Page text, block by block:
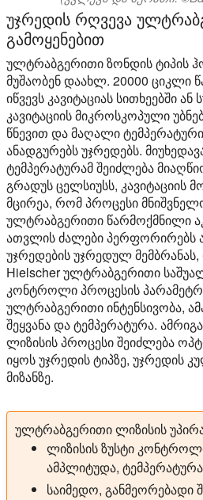
უჯრედის რღვევა
გამოყენებით
ულტრაბგერითი ზონდის ტიპის
მუშაობენ დაახლ. 20000 ციკლი
იწვევს კავიტაციას სითხეებში ან
კავიტაციის მიკროსკოპული
წნევით და მაღალი
ანადგურებს უჯრედებს.
ტემპერატურამ შეიძლება
გრადუს ცელსიუსს, კავიტაციის
მცირეა, რომ პროცესი
ულტრაბგერითი წარმოქმნილი
ათვლის ძალები პერფორირებს
უჯრედების უჯრედულ
Hielscher ულტრაბგერითი
კონტროლი პროცესის
ულტრაბგერითი ინტენსივობა,
შეყვანა და ტემპერატურა.
ლიზისის პროცესი შეიძლება
იყოს უჯრედის ტიპზე, უჯრედის
მიზანზე.
ულტრაბგერითი ლიზისის
ლიზისის ზუსტი
ამპლიტუდა,
საიმედო, განმეორებადი